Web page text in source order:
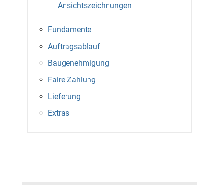
Ansichtszeichnungen
Fundamente
Auftragsablauf
Baugenehmigung
Faire Zahlung
Lieferung
Extras